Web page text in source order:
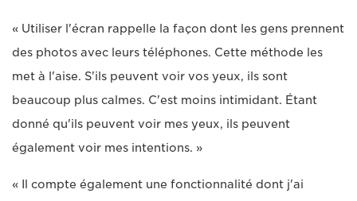
« Utiliser l'écran rappelle la façon dont les gens prennent
des photos avec leurs téléphones. Cette méthode les
met à l'aise. S'ils peuvent voir vos yeux, ils sont
beaucoup plus calmes. C'est moins intimidant. Étant
donné qu'ils peuvent voir mes yeux, ils peuvent
également voir mes intentions. »
« Il compte également une fonctionnalité dont j'ai